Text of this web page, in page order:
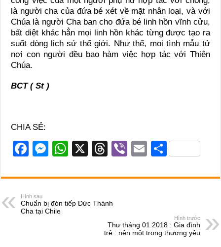
là người cha của đứa bé xét về mặt nhân loại, và với
Chúa là người Cha ban cho đứa bé linh hồn vĩnh cửu,
bất diệt khác hẳn mọi linh hồn khác từng được tạo ra
suốt dòng lịch sử thế giới. Như thế, mọi tình mẫu tử
nơi con người đều bao hàm việc hợp tác với Thiên
Chúa.
BCT ( St )
CHIA SẺ:
F
c
e
b
M
ss
n
W
at
s
A
X
T
e
d
s
Vi
er
E
ail
S
ar
Hình sau
Chuẩn bị đón tiếp Đức Thánh
Cha tại Chile
Hình trước
Thư tháng 01.2018 : Gia đình
trẻ : nên một trong thương yêu